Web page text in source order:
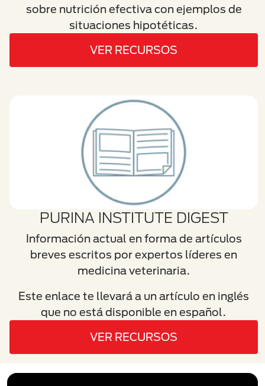
sobre nutrición efectiva con ejemplos de
situaciones hipotéticas.
VER RECURSOS
PURINA INSTITUTE DIGEST
Información actual en forma de artículos
breves escritos por expertos líderes en
medicina veterinaria.
Este enlace te llevará a un artículo en inglés
que no está disponible en español.
VER RECURSOS